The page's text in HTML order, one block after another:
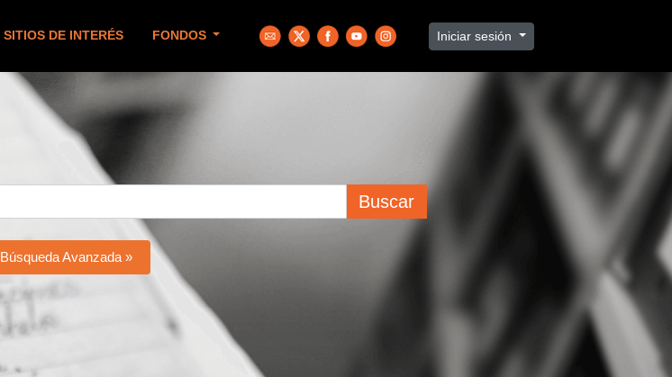
SITIOS DE INTERÉS FONDOS Iniciar sesión
Buscar
Búsqueda Avanzada »